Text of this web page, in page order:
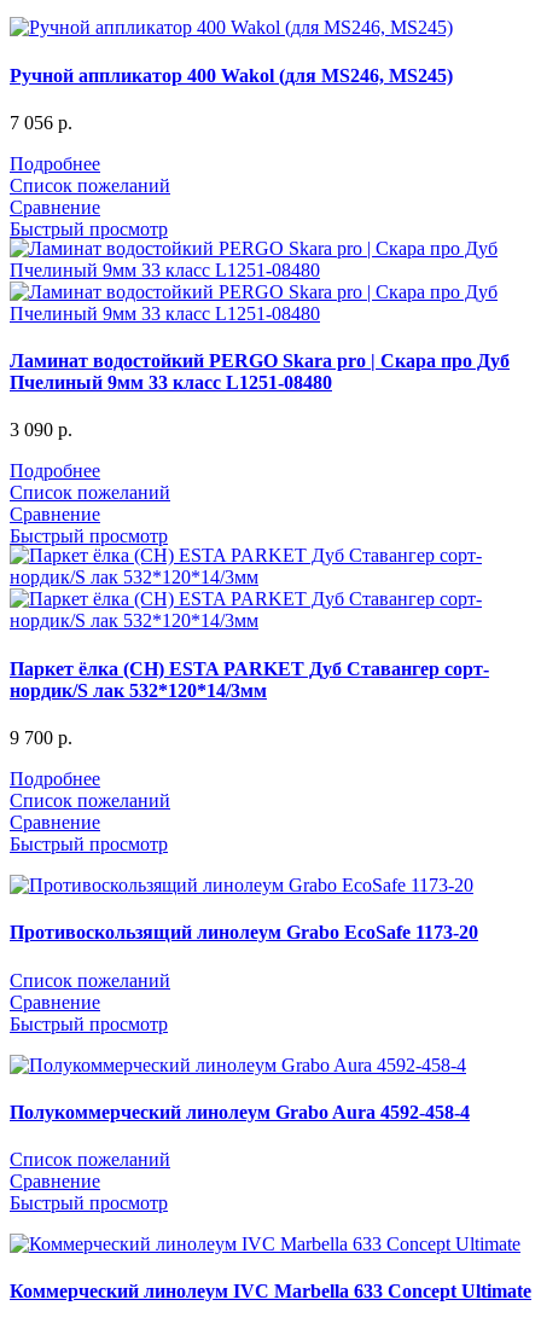
Ручной аппликатор 400 Wakol (для MS246, MS245)
7 056 р.
Подробнее
Список пожеланий
Сравнение
Быстрый просмотр
Ламинат водостойкий PERGO Skara pro | Скара про Дуб
Пчелиный 9мм 33 класс L1251-08480
3 090 р.
Подробнее
Список пожеланий
Сравнение
Быстрый просмотр
Паркет ёлка (CH) ESTA PARKET Дуб Ставангер сорт-
нордик/S лак 532*120*14/3мм
9 700 р.
Подробнее
Список пожеланий
Сравнение
Быстрый просмотр
Противоскользящий линолеум Grabo EcoSafe 1173-20
Список пожеланий
Сравнение
Быстрый просмотр
Полукоммерческий линолеум Grabo Aura 4592-458-4
Список пожеланий
Сравнение
Быстрый просмотр
Коммерческий линолеум IVC Marbella 633 Concept Ultimate